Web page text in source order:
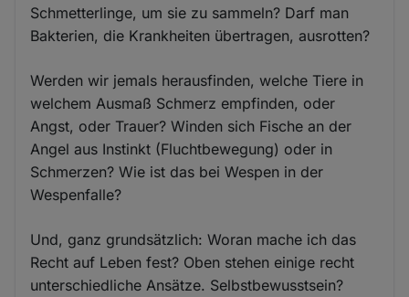
Schmetterlinge, um sie zu sammeln? Darf man
Bakterien, die Krankheiten übertragen, ausrotten?
Werden wir jemals herausfinden, welche Tiere in
welchem Ausmaß Schmerz empfinden, oder
Angst, oder Trauer? Winden sich Fische an der
Angel aus Instinkt (Fluchtbewegung) oder in
Schmerzen? Wie ist das bei Wespen in der
Wespenfalle?
Und, ganz grundsätzlich: Woran mache ich das
Recht auf Leben fest? Oben stehen einige recht
unterschiedliche Ansätze. Selbstbewusstsein?